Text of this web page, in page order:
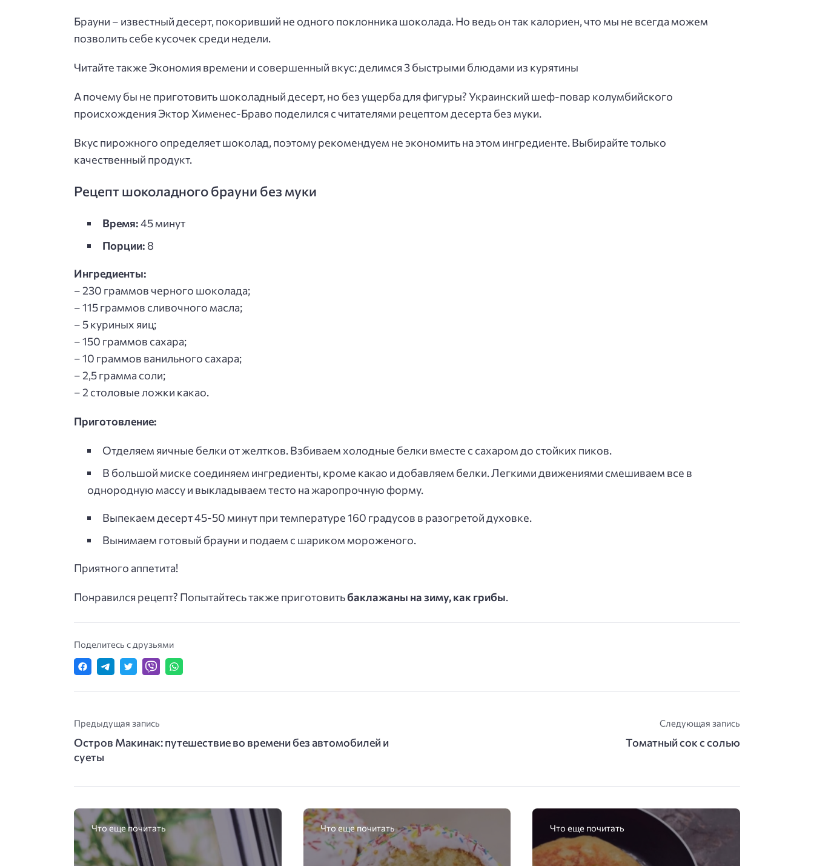
Брауни – известный десерт, покоривший не одного поклонника шоколада. Но ведь он так калориен, что мы не всегда можем
позволить себе кусочек среди недели.
Читайте также Экономия времени и совершенный вкус: делимся 3 быстрыми блюдами из курятины
А почему бы не приготовить шоколадный десерт, но без ущерба для фигуры? Украинский шеф-повар колумбийского
происхождения Эктор Хименес-Браво поделился с читателями рецептом десерта без муки.
Вкус пирожного определяет шоколад, поэтому рекомендуем не экономить на этом ингредиенте. Выбирайте только
качественный продукт.
Рецепт шоколадного брауни без муки
Время:45 минут
Порции: 8
Ингредиенты:
– 230 граммов черного шоколада;
– 115 граммов сливочного масла;
– 5 куриных яиц;
– 150 граммов сахара;
– 10 граммов ванильного сахара;
– 2,5 грамма соли;
– 2 столовые ложки какао.
Приготовление:
Отделяем яичные белки от желтков. Взбиваем холодные белки вместе с сахаром до стойких пиков.
В большой миске соединяем ингредиенты, кроме какао и добавляем белки. Легкими движениями смешиваем все в
однородную массу и выкладываем тесто на жаропрочную форму.
Выпекаем десерт 45-50 минут при температуре 160 градусов в разогретой духовке.
Вынимаем готовый брауни и подаем с шариком мороженого.
Приятного аппетита!
Понравился рецепт? Попытайтесь также приготовитьбаклажаны на зиму, как грибы.
Поделитесь с друзьями
Предыдущая запись
Остров Макинак: путешествие во времени без автомобилей и
суеты
Следующая запись
Томатный сок с солью
Что еще почитать Что еще почитать Что еще почитать